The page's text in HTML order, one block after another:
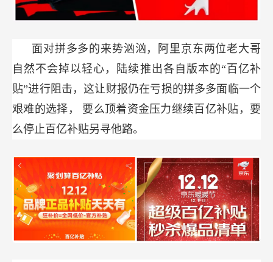
面对拼多多的来势汹汹，阿里京东两位老大哥
自然不会掉以轻心，陆续推出各自版本的“百亿补
贴”进行阻击，这让财报仍在亏损的拼多多面临一个
艰难的选择， 要么顶着资金压力继续百亿补贴，要
么停止百亿补贴另寻他路。